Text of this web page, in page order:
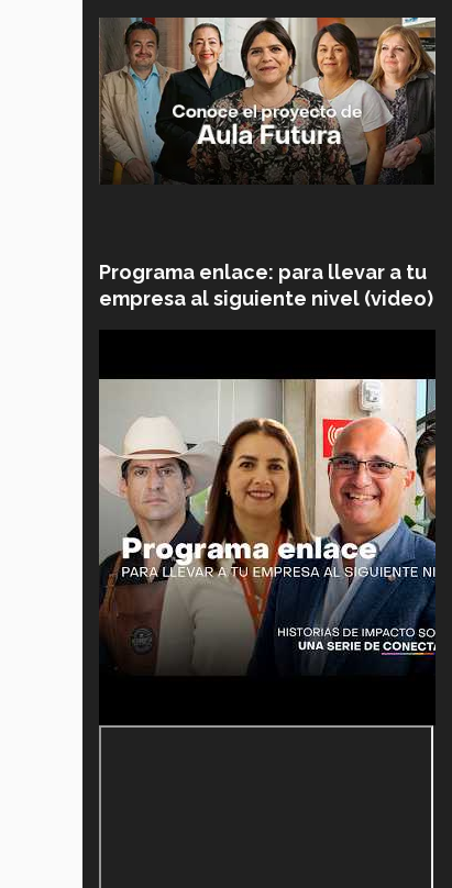
Programa enlace: para llevar a tu
empresa al siguiente nivel (video)